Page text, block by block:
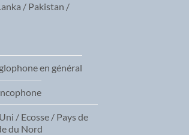
/ Pakistan /
en général
/ Ecosse / Pays de
du Nord